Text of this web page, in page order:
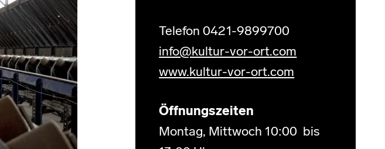
Telefon 0421-9899700
info@kultur-vor-ort.com
www.kultur-vor-ort.com
Öffnungszeiten
Montag, Mittwoch 10:00 bis